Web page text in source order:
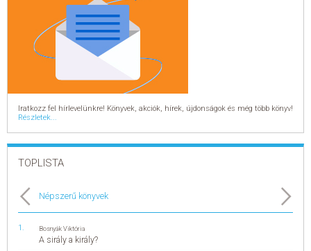
Iratkozz fel hírlevelünkre! Könyvek, akciók, hírek, újdonságok és még több könyv!
Részletek...
TOPLISTA
Népszerű könyvek
Bosnyák Viktória
A sirály a király?